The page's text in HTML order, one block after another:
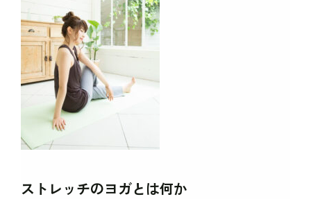
ストレッチのヨガとは何か